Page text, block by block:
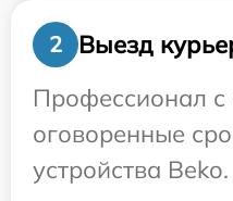
2
Выезд
Профессионал с
оговоренные
устройства